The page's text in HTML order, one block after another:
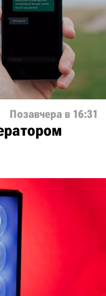
Позавчера в 16:31